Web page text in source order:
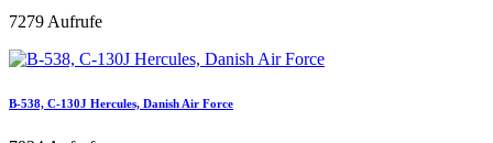
7279 Aufrufe
B-538, C-130J Hercules, Danish Air Force